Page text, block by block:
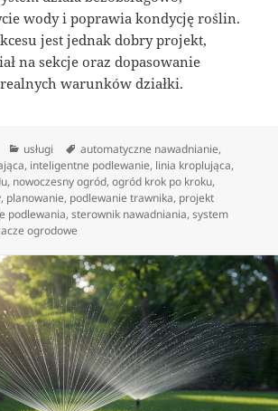
wody i poprawia kondycję roślin.
jest jednak dobry projekt,
na sekcje oraz dopasowanie
warunków działki.
Kategorie
usługi Tagi
automatyczne nawadnianie,
, inteligentne podlewanie, linia kroplująca,
, nowoczesny ogród,ogród krok po kroku,
, planowanie, podlewanie trawnika, projekt
podlewania,sterownik nawadniania,system
ogrodowe